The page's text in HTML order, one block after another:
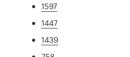
1597
1447
1439